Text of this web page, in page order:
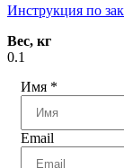
Инструкция по
Вес, кг
0.1
Имя *
Email